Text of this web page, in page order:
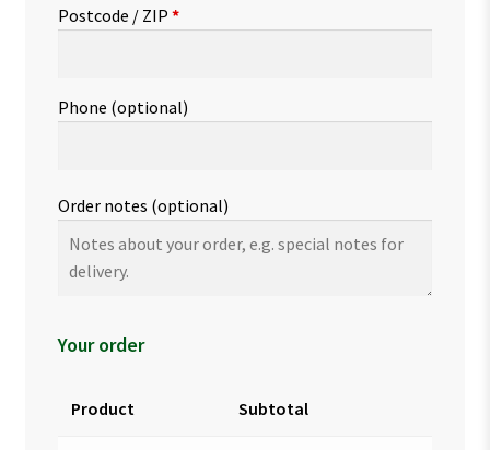
Postcode / ZIP *
Phone (optional)
Order notes (optional)
Your order
Product Subtotal